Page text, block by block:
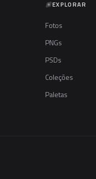
EXPLORAR
Fotos
PNGs
PSDs
Coleções
Paletas